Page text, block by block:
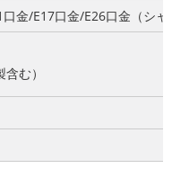
口金/E17口金/E26口金（シ
む）